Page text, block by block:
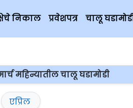
निकाल प्रवेशपत्र चालू
महिन्यातील चालू घडामोडी
एप्रिल